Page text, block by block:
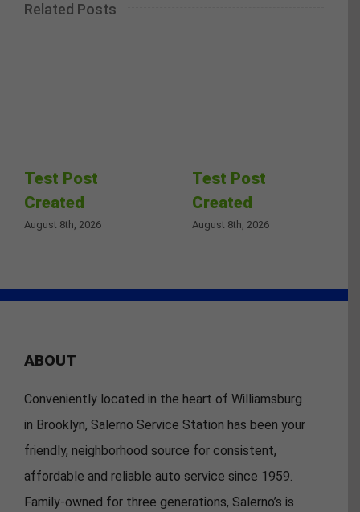
Related Posts
Test Post
Created
August 8th, 2026
Test Post
Created
August 8th, 2026
ABOUT
Conveniently located in the heart of Williamsburg
in Brooklyn, Salerno Service Station has been your
friendly, neighborhood source for consistent,
affordable and reliable auto service since 1959.
Family-owned for three generations, Salerno’s is